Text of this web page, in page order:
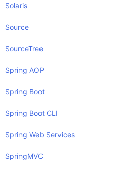
Solaris
Source
SourceTree
Spring AOP
Spring Boot
Spring Boot CLI
Spring Web Services
SpringMVC